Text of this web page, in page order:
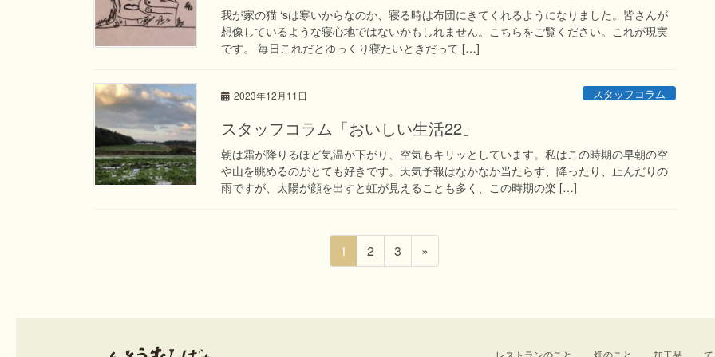
我が家の猫 ‘sは寒いからなのか、寝る時は布団にきてくれるようになりました。皆さんが
想像しているような寝心地ではないかもしれません。こちらをご覧ください。これが現実
です。 毎日これだとゆっくり寝たいときだって […]
2023年12月11日 スタッフコラム
スタッフコラム「おいしい生活22」
朝は霜が降りるほど気温が下がり、空気もキリッとしています。私はこの時期の早朝の空
や山を眺めるのがとても好きです。天気予報はなかなか当たらず、降ったり、止んだりの
雨ですが、太陽が顔を出すと虹が見えることも多く、この時期の楽 […]
固
定
1
固
定
2
固
定
3 »